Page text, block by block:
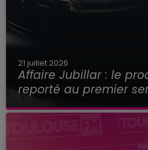
21 juillet 2026
Affaire Jubillar : le
reporté au premier